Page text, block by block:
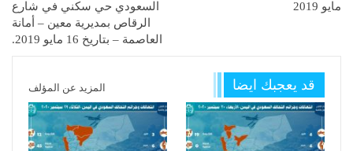
مايو 2019
السعودي حي سكني في شارع
الرقاص بمديرية معين – أمانة
العاصمة – بتاريخ 16 مايو 2019.
قد يعجبك ايضا المزيد عن المؤلف